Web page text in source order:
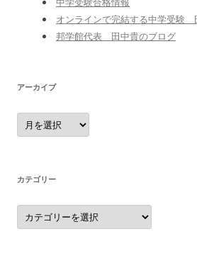
オンラインで完結する中学受験
邦学館代表 田中貴のブログ
アーカイブ
ア
ー
カ
カテゴリー
カ
テ
ゴ